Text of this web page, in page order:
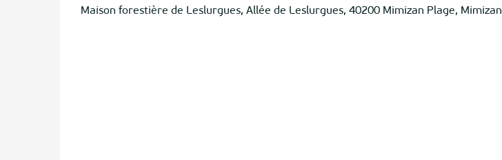
Maison forestière de Leslurgues, Allée de Leslurgues, 40200 Mimizan Plage, Mimizan